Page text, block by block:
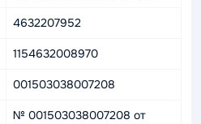
4632207952
1154632008970
001503038007208
№ 001503038007208 от